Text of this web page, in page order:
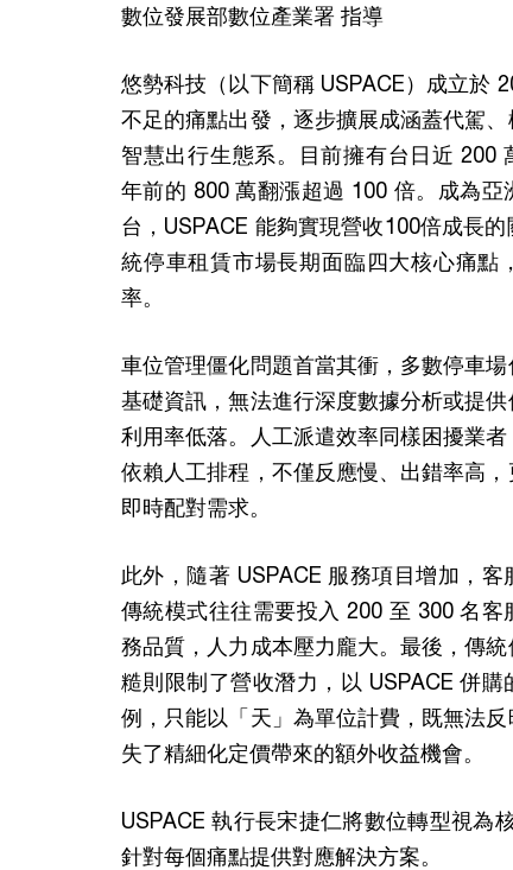
數位發展部數位產業署 指導
悠勢科技（以下簡稱 USPACE）成立於
不足的痛點出發，逐步擴展成涵蓋代駕
智慧出行生態系。目前擁有台日近 200
年前的 800 萬翻漲超過 100 倍。成為亞
台，USPACE 能夠實現營收100倍成長
統停車租賃市場長期面臨四大核心痛點
率。
車位管理僵化問題首當其衝，多數停車
基礎資訊，無法進行深度數據分析或提
利用率低落。人工派遣效率同樣困擾業
依賴人工排程，不僅反應慢、出錯率高
即時配對需求。
此外，隨著 USPACE 服務項目增加，客
傳統模式往往需要投入 200 至 300 名客
務品質，人力成本壓力龐大。最後，傳
糙則限制了營收潛力，以 USPACE 併
例，只能以「天」為單位計費，既無法
失了精細化定價帶來的額外收益機會。
USPACE 執行長宋捷仁將數位轉型視為
針對每個痛點提供對應解決方案。